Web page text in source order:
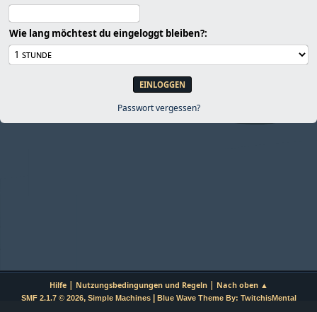
Wie lang möchtest du eingeloggt bleiben?:
Passwort vergessen?
Hilfe| Nutzungsbedingungen und Regeln| Nach oben ▲
SMF 2.1.7 © 2026, Simple Machines| Blue Wave Theme By: TwitchisMental